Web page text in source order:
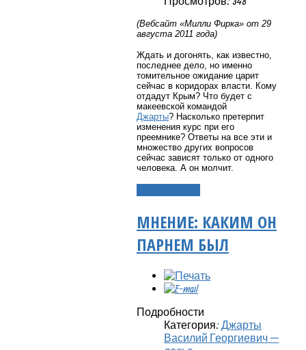
(Вебсайт «Милли Фирка» от 29
августа 2011 года)
Ждать и догонять, как известно,
последнее дело, но именно
томительное ожидание царит
сейчас в коридорах власти. Кому
отдадут Крым? Что будет с
макеевской командой
Джарты? Насколько претерпит
изменения курс при его
преемнике? Ответы на все эти и
множество других вопросов
сейчас зависят только от одного
человека. А он молчит.
МНЕНИЕ: КАКИМ ОН
ПАРНЕМ БЫЛ
Подробности
Категория: Джарты
Василий Георгиевич —